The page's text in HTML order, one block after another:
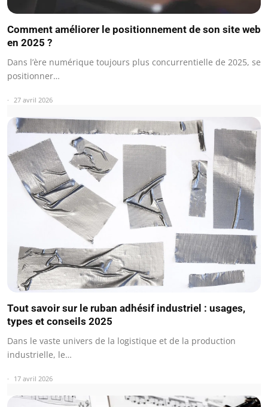
Comment améliorer le positionnement de son site web
en 2025 ?
Dans l’ère numérique toujours plus concurrentielle de 2025, se
positionner…
27 avril 2026
Tout savoir sur le ruban adhésif industriel : usages,
types et conseils 2025
Dans le vaste univers de la logistique et de la production
industrielle, le…
17 avril 2026